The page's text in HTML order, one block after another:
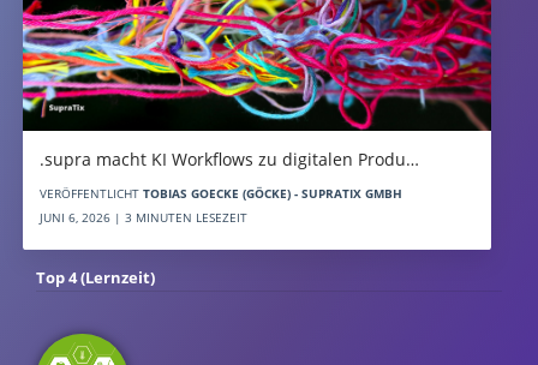
.supra macht KI Workflows zu digitalen Produ…
VERÖFFENTLICHT TOBIAS GOECKE (GÖCKE) - SUPRATIX GMBH
JUNI 6, 2026 | 3 MINUTEN LESEZEIT
Top 4 (Lernzeit)